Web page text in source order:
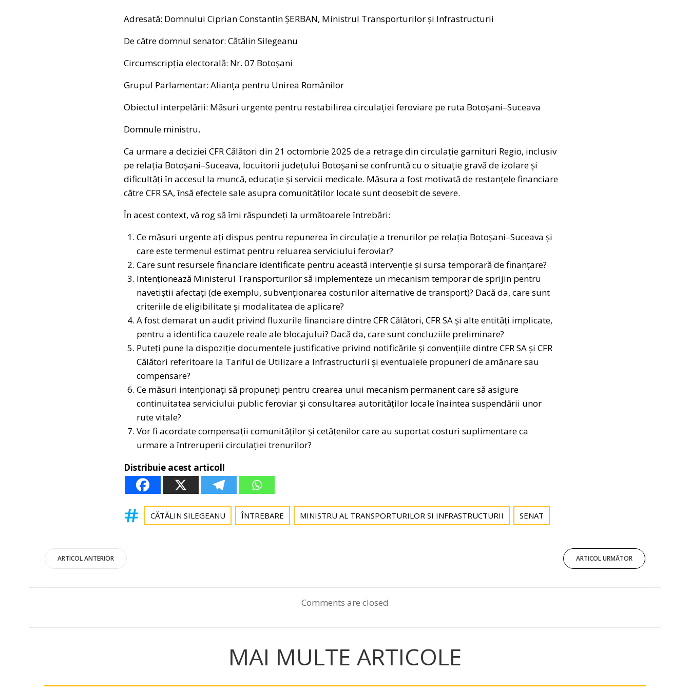
Adresată: Domnului Ciprian Constantin ȘERBAN, Ministrul Transporturilor și Infrastructurii
De către domnul senator: Cătălin Silegeanu
Circumscripția electorală: Nr. 07 Botoșani
Grupul Parlamentar: Alianța pentru Unirea Românilor
Obiectul interpelării: Măsuri urgente pentru restabilirea circulației feroviare pe ruta Botoșani–Suceava
Domnule ministru,
Ca urmare a deciziei CFR Călători din 21 octombrie 2025 de a retrage din circulație garnituri Regio, inclusiv
pe relația Botoșani–Suceava, locuitorii județului Botoșani se confruntă cu o situație gravă de izolare și
dificultăți în accesul la muncă, educație și servicii medicale. Măsura a fost motivată de restanțele financiare
către CFR SA, însă efectele sale asupra comunităților locale sunt deosebit de severe.
În acest context, vă rog să îmi răspundeți la următoarele întrebări:
Ce măsuri urgente ați dispus pentru repunerea în circulație a trenurilor pe relația Botoșani–Suceava și
care este termenul estimat pentru reluarea serviciului feroviar?
Care sunt resursele financiare identificate pentru această intervenție și sursa temporară de finanțare?
Intenționează Ministerul Transporturilor să implementeze un mecanism temporar de sprijin pentru
navetiștii afectați (de exemplu, subvenționarea costurilor alternative de transport)? Dacă da, care sunt
criteriile de eligibilitate și modalitatea de aplicare?
A fost demarat un audit privind fluxurile financiare dintre CFR Călători, CFR SA și alte entități implicate,
pentru a identifica cauzele reale ale blocajului? Dacă da, care sunt concluziile preliminare?
Puteți pune la dispoziție documentele justificative privind notificările și convențiile dintre CFR SA și CFR
Călători referitoare la Tariful de Utilizare a Infrastructurii și eventualele propuneri de amânare sau
compensare?
Ce măsuri intenționați să propuneți pentru crearea unui mecanism permanent care să asigure
continuitatea serviciului public feroviar și consultarea autorităților locale înaintea suspendării unor
rute vitale?
Vor fi acordate compensații comunităților și cetățenilor care au suportat costuri suplimentare ca
urmare a întreruperii circulației trenurilor?
Distribuie acest articol!
CĂTĂLIN SILEGEANU ÎNTREBARE MINISTRU AL TRANSPORTURILOR SI INFRASTRUCTURII SENAT
Post
navigation
ARTICOL ANTERIOR
navigation
ARTICOL URMĂTOR
Comments are closed
MAI MULTE ARTICOLE